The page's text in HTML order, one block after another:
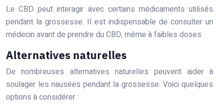
Le CBD peut interagir avec certains médicaments utilisés
pendant la grossesse. Il est indispensable de consulter un
médecin avant de prendre du CBD, même à faibles doses.
Alternatives naturelles
De nombreuses alternatives naturelles peuvent aider à
soulager les nausées pendant la grossesse. Voici quelques
options à considérer :